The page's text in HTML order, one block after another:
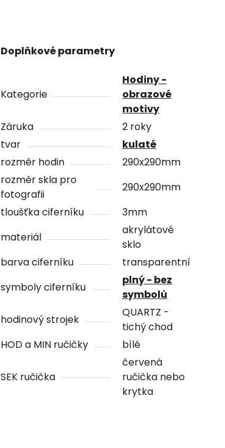
Doplňkové parametry
Kategorie
Hodiny -
obrazové
motivy
Záruka
2 roky
tvar
kulaté
rozměr hodin
290x290mm
rozměr skla pro
fotografii
290x290mm
tloušťka ciferníku
3mm
materiál
akrylátové
sklo
barva ciferníku
transparentní
symboly ciferníku
plný - bez
symbolů
hodinový strojek
QUARTZ -
tichý chod
HOD a MIN ručičky
bílé
SEK ručička
červená
ručička nebo
krytka